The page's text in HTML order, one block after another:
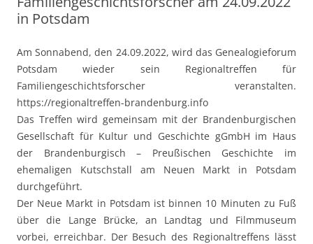
in Potsdam
Am Sonnabend, den 24.09.2022, wird das Genealogieforum
Potsdam wieder sein Regionaltreffen für
Familiengeschichtsforscher veranstalten.
https://regionaltreffen-brandenburg.info
Das Treffen wird gemeinsam mit der Brandenburgischen
Gesellschaft für Kultur und Geschichte gGmbH im Haus
der Brandenburgisch – Preußischen Geschichte im
ehemaligen Kutschstall am Neuen Markt in Potsdam
durchgeführt.
Der Neue Markt in Potsdam ist binnen 10 Minuten zu Fuß
über die Lange Brücke, an Landtag und Filmmuseum
vorbei, erreichbar. Der Besuch des Regionaltreffens lässt